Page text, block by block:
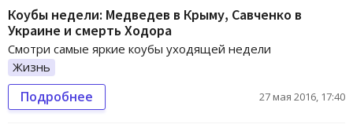
Коубы недели: Медведев в Крыму, Савченко в
Украине и смерть Ходора
Смотри самые яркие коубы уходящей недели
Жизнь
Подробнее 27 мая 2016, 17:40